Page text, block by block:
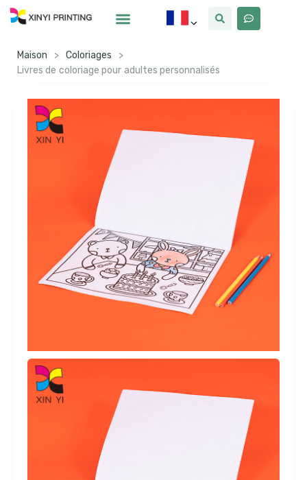
Maison > Coloriages
>
Livres de coloriage pour adultes personnalisés